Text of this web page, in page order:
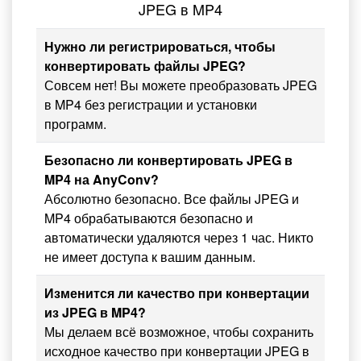
JPEG в MP4
Нужно ли регистрироваться, чтобы
конвертировать файлы JPEG?
Совсем нет! Вы можете преобразовать JPEG
в MP4 без регистрации и установки
программ.
Безопасно ли конвертировать JPEG в
MP4 на AnyConv?
Абсолютно безопасно. Все файлы JPEG и
MP4 обрабатываются безопасно и
автоматически удаляются через 1 час. Никто
не имеет доступа к вашим данным.
Изменится ли качество при конвертации
из JPEG в MP4?
Мы делаем всё возможное, чтобы сохранить
исходное качество при конвертации JPEG в